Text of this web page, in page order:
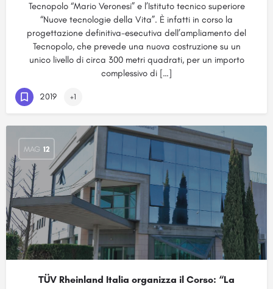
Tecnopolo “Mario Veronesi” e l’Istituto tecnico superiore
“Nuove tecnologie della Vita”. È infatti in corso la
progettazione definitiva-esecutiva dell’ampliamento del
Tecnopolo, che prevede una nuova costruzione su un
unico livello di circa 300 metri quadrati, per un importo
complessivo di […]
2019 +1
MAG 12
TÜV Rheinland Italia organizza il Corso: “La